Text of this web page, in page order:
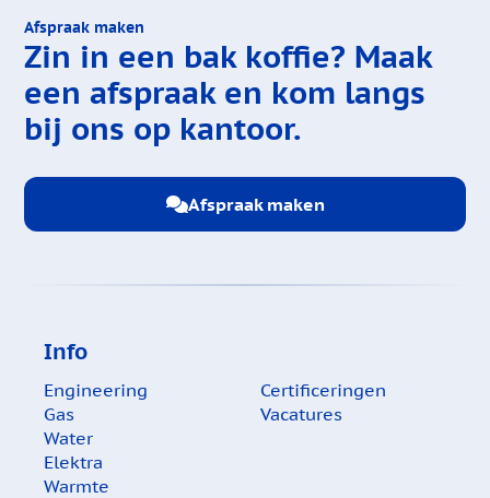
Afspraak maken
Zin in een bak koffie? Maak
een afspraak en kom langs
bij ons op kantoor.
Afspraak maken
Info
Engineering
Gas
Water
Elektra
Warmte
Certificeringen
Vacatures